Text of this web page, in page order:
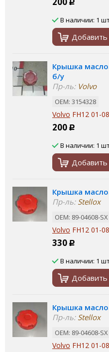
Р
В наличии: 1
Добавить
Крышка
б/у
Пр-ль:Volvo
ОЕМ: 3154328
Volvo FH12 01-08
200 Р
В наличии: 1
Добавить
Крышка
Пр-ль:Stellox
ОЕМ: 89-04608-SX
Volvo FH12 01-08
330 Р
В наличии: 1
Добавить
Крышка
Пр-ль:Stellox
ОЕМ: 89-04608-SX
Volvo FH12 01-08